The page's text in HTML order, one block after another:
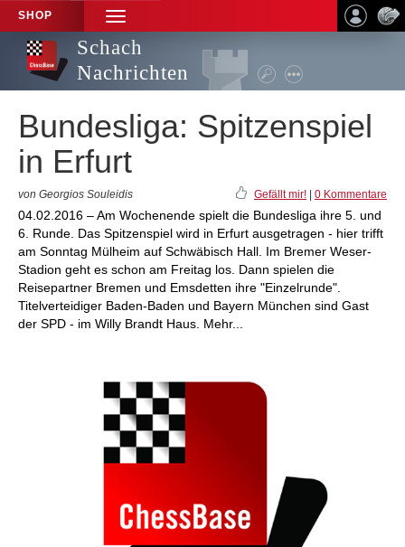
SHOP
TOGGLE
NAVIGATION
Schach
Nachrichten
Bundesliga: Spitzenspiel
in Erfurt
von Georgios Souleidis Gefällt mir! 0 Kommentare
04.02.2016 – Am Wochenende spielt die Bundesliga ihre 5. und
6. Runde. Das Spitzenspiel wird in Erfurt ausgetragen - hier trifft
am Sonntag Mülheim auf Schwäbisch Hall. Im Bremer Weser-
Stadion geht es schon am Freitag los. Dann spielen die
Reisepartner Bremen und Emsdetten ihre "Einzelrunde".
Titelverteidiger Baden-Baden und Bayern München sind Gast
der SPD - im Willy Brandt Haus. Mehr...